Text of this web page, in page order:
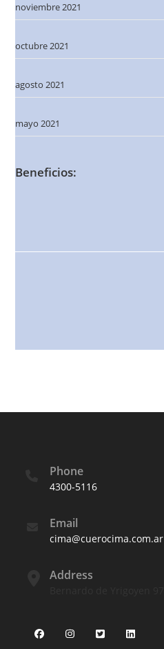
noviembre 2021
octubre 2021
agosto 2021
mayo 2021
Beneficios:
Phone
4300-5116
Email
cima@cuerocima.com.ar
Address